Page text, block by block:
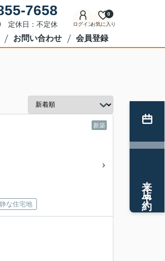
7658
定休日：不定休 ログインお気に入り
0
お問い合わせ 会員登録
新築
な住宅地
来店予約